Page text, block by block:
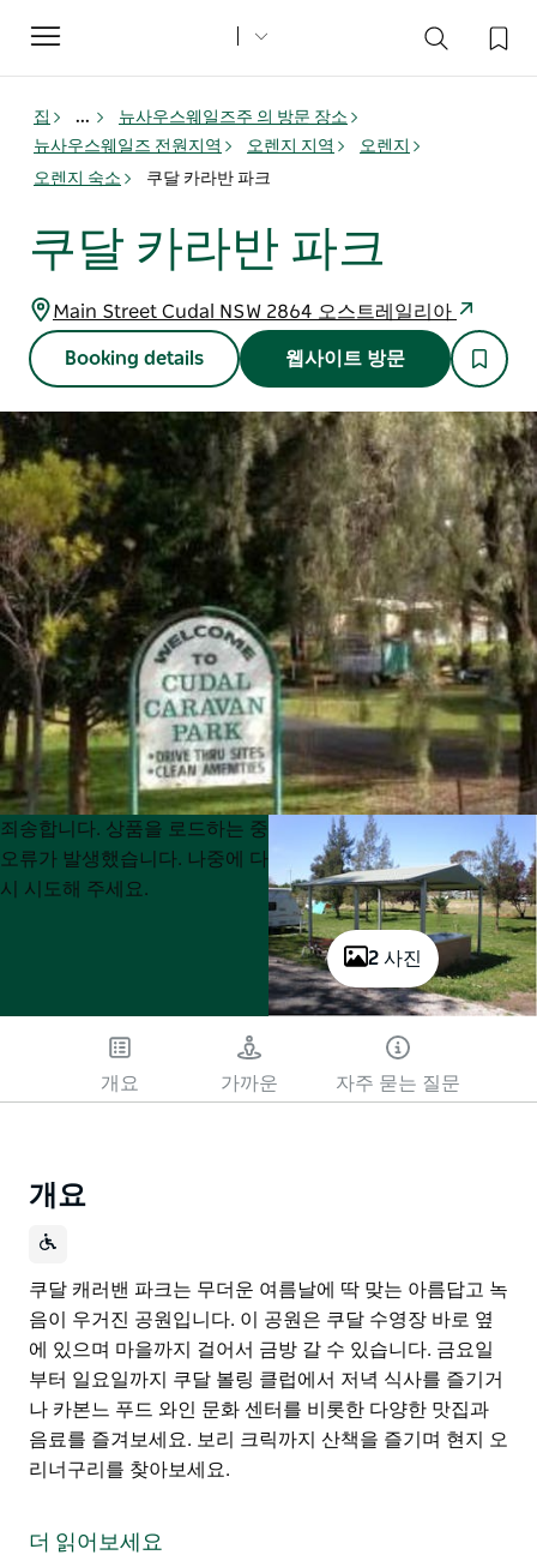
Toggle
navigation
집 ...
뉴사우스웨일즈주 의 방문 장소
뉴사우스웨일즈 전원지역
오렌지 지역
오렌지
오렌지 숙소
쿠달 카라반 파크
쿠달 카라반 파크
Main Street Cudal NSW 2864 오스트레일리아
Booking details 웹사이트 방문
2 사진
Product
List
Product
List
죄송합니다. 상품을 로드하는 중
오류가 발생했습니다. 나중에 다
시 시도해 주세요.
개요 가까운 자주 묻는 질문
개요
쿠달 캐러밴 파크는 무더운 여름날에 딱 맞는 아름답고 녹
음이 우거진 공원입니다. 이 공원은 쿠달 수영장 바로 옆
에 있으며 마을까지 걸어서 금방 갈 수 있습니다. 금요일
부터 일요일까지 쿠달 볼링 클럽에서 저녁 식사를 즐기거
나 카본느 푸드 와인 문화 센터를 비롯한 다양한 맛집과
음료를 즐겨보세요. 보리 크릭까지 산책을 즐기며 현지 오
리너구리를 찾아보세요.
음이 우거진 공원입니다.
더 읽어보세요